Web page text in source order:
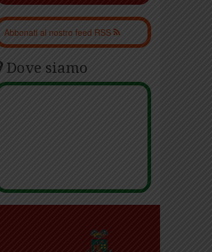
Abbonati al nostro feed RSS
Dove siamo